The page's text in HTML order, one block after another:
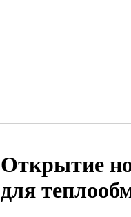
Открытие
для